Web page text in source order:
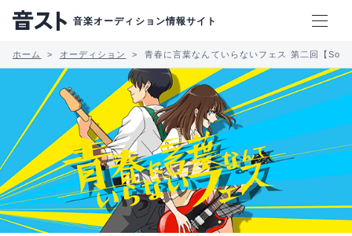
音楽オーディション情報サイト
ホーム オーディション 青春に言葉なんていらないフェス 第二回【